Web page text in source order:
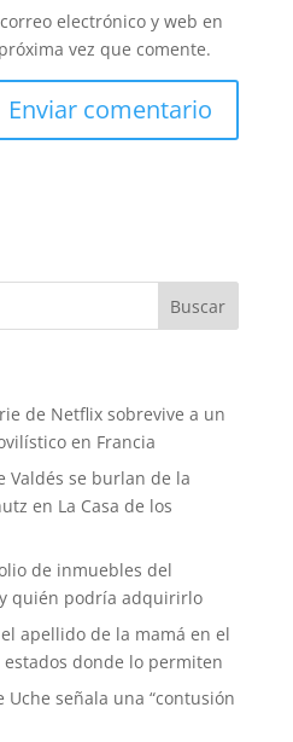
electrónico y web en
vez que comente.
de Netflix sobrevive a un
en Francia
Valdés se burlan de la
en La Casa de los
de inmuebles del
quién podría adquirirlo
apellido de la mamá en el
estados donde lo permiten
señala una “contusión